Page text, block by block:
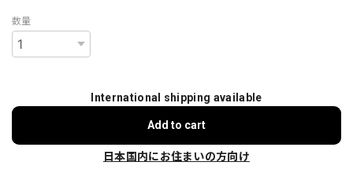
数量
International shipping available
Add to cart
日本国内にお住まいの方向け